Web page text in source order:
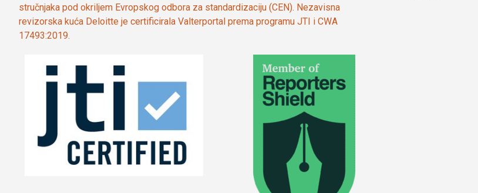
stručnjaka pod okriljem Evropskog odbora za standardizaciju (CEN). Nezavisna
revizorska kuća Deloitte je certificirala Valterportal prema programu JTI i CWA
17493:2019.